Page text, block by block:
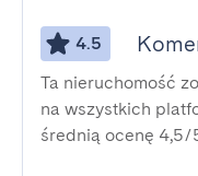
4.5
Ta nieruchomość
na wszystkich
średnią ocenę 4,5/